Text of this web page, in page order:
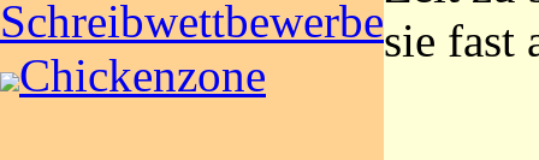
Schreibwettbewerbe
Chickenzone
sie fast